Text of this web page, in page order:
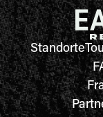
Standorte